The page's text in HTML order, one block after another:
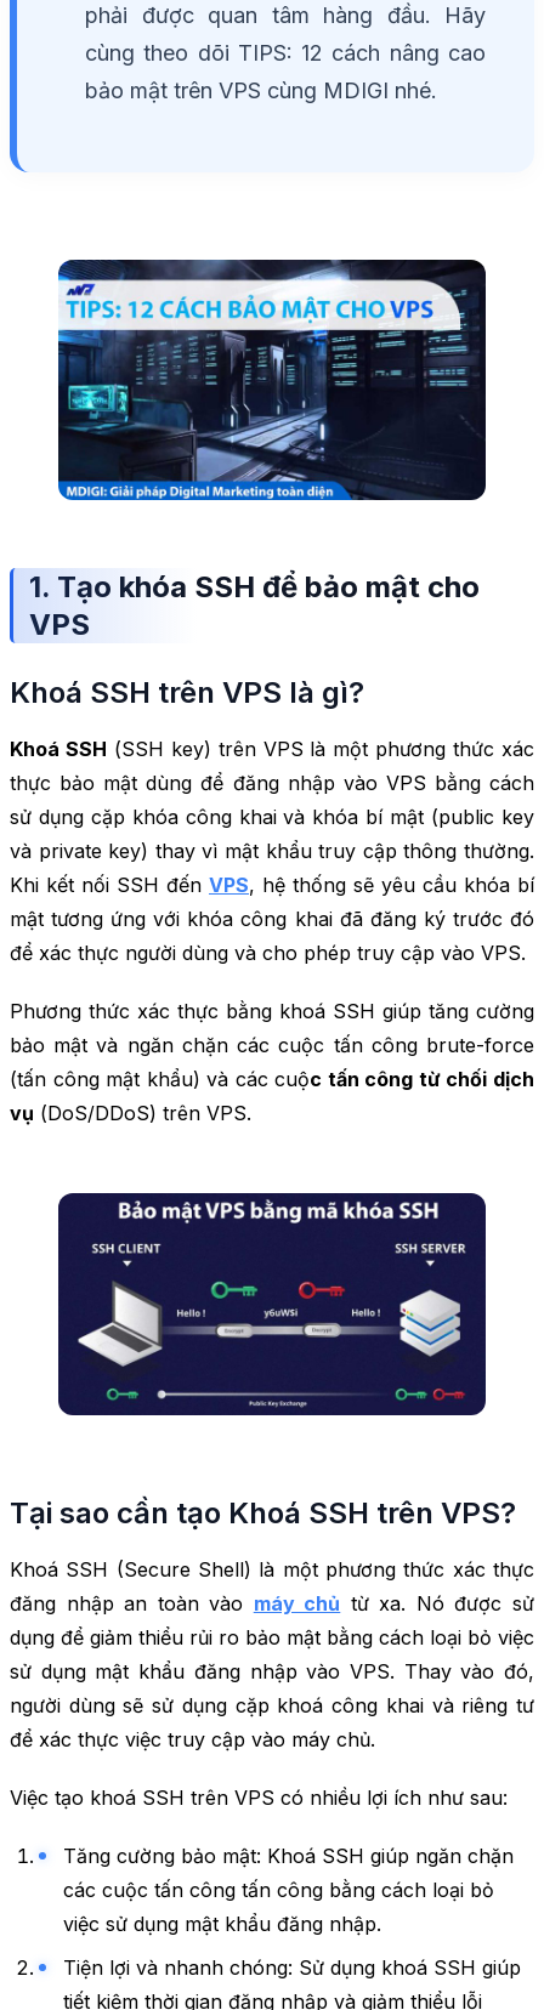
phải được quan tâm hàng đầu. Hãy
cùng theo dõi TIPS: 12 cách nâng cao
bảo mật trên VPS cùng MDIGI nhé.
1. Tạo khóa SSH để bảo mật cho
VPS
Khoá SSH trên VPS là gì?
Khoá SSH (SSH key) trên VPS là một phương thức xác
thực bảo mật dùng để đăng nhập vào VPS bằng cách
sử dụng cặp khóa công khai và khóa bí mật (public key
và private key) thay vì mật khẩu truy cập thông thường.
Khi kết nối SSH đến VPS, hệ thống sẽ yêu cầu khóa bí
mật tương ứng với khóa công khai đã đăng ký trước đó
để xác thực người dùng và cho phép truy cập vào VPS.
Phương thức xác thực bằng khoá SSH giúp tăng cường
bảo mật và ngăn chặn các cuộc tấn công brute-force
(tấn công mật khẩu) và các cuộc tấn công từ chối dịch
vụ (DoS/DDoS) trên VPS.
Tại sao cần tạo Khoá SSH trên VPS?
Khoá SSH (Secure Shell) là một phương thức xác thực
đăng nhập an toàn vào máy chủ từ xa. Nó được sử
dụng để giảm thiểu rủi ro bảo mật bằng cách loại bỏ việc
sử dụng mật khẩu đăng nhập vào VPS. Thay vào đó,
người dùng sẽ sử dụng cặp khoá công khai và riêng tư
để xác thực việc truy cập vào máy chủ.
Việc tạo khoá SSH trên VPS có nhiều lợi ích như sau:
Tăng cường bảo mật: Khoá SSH giúp ngăn chặn
các cuộc tấn công tấn công bằng cách loại bỏ
việc sử dụng mật khẩu đăng nhập.
Tiện lợi và nhanh chóng: Sử dụng khoá SSH giúp
tiết kiệm thời gian đăng nhập và giảm thiểu lỗi